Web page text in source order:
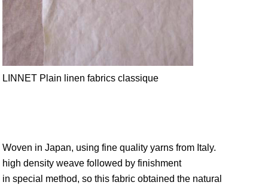
LINNET Plain linen fabrics classique
Woven in Japan, using fine quality yarns from Italy.
high density weave followed by finishment
in special method, so this fabric obtained the natural